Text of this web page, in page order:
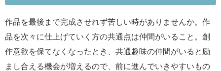
作品を最後まで完成させれず苦しい時がありませんか。作
品を次々に仕上げていく方の共通点は仲間がいること。創
作意欲を保てなくなったとき、共通趣味の仲間がいると励
まし合える機会が増えるので、前に進んでいきやすいもの